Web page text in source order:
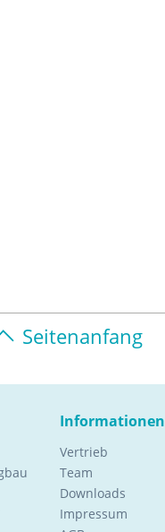
Seitenanfang
Informationen
Vertrieb
Team
Downloads
Impressum